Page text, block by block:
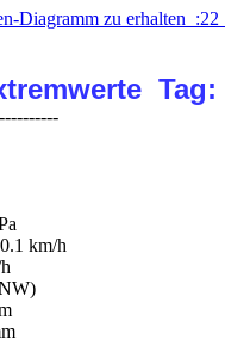
Diagramm zu erhalten  :22
Tag:
km/h